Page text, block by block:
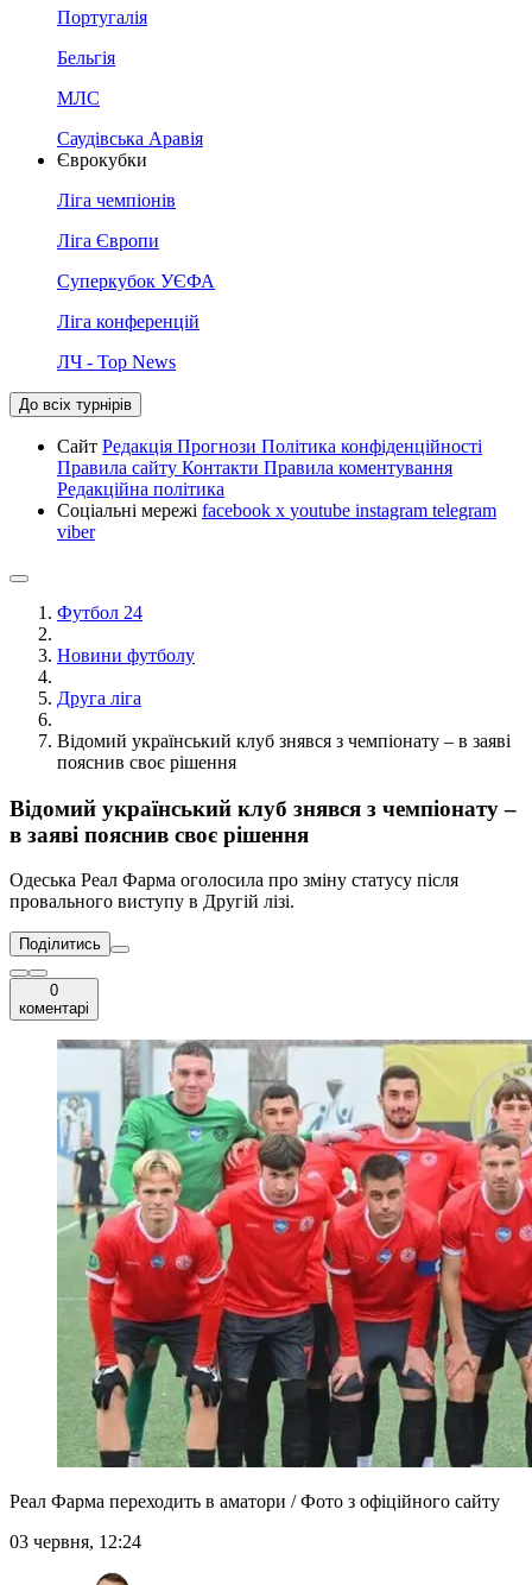
Португалія
Бельгія
МЛС
Саудівська Аравія
Єврокубки
Ліга чемпіонів
Ліга Європи
Суперкубок УЄФА
Ліга конференцій
ЛЧ - Top News
До всіх турнірів
Сайт Редакція Прогнози Політика конфіденційності
Правила сайту Контакти Правила коментування
Редакційна політика
Соціальні мережі facebook x youtube instagram telegram
viber
Футбол 24
Новини футболу
Друга ліга
Відомий український клуб знявся з чемпіонату – в заяві
пояснив своє рішення
Відомий український клуб знявся з чемпіонату –
в заяві пояснив своє рішення
Одеська Реал Фарма оголосила про зміну статусу після
провального виступу в Другій лізі.
Поділитись
0
коментарі
Реал Фарма переходить в аматори / Фото з офіційного сайту
03 червня, 12:24